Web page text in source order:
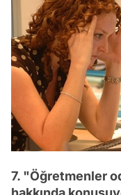
7. "Öğretmenler